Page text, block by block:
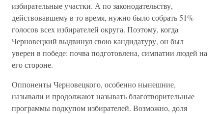
избирательные участки. А по законодательству,
действовавшему в то время, нужно было собрать 51%
голосов всех избирателей округа. Поэтому, когда
Черновецкий выдвинул свою кандидатуру, он был
уверен в победе: почва подготовлена, симпатии людей на
его стороне.
Оппоненты Черновецкого, особенно нынешние,
называли и продолжают называть благотворительные
программы подкупом избирателей. Возможно, доля